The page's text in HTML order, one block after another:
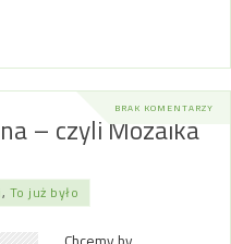
BRAK KOMENTARZY
– czyli Mozaika
, To już było